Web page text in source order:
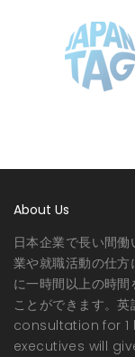
About Us
日本企業で長い間
業や就職活動の仕
に一時間以上の時
ことができます。
consultation for
executives will